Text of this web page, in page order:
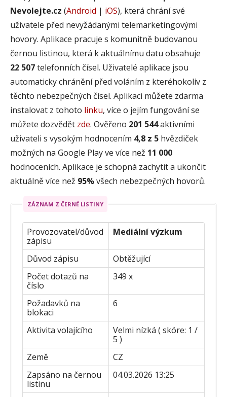
Nevolejte.cz (Android | iOS), která chrání své
uživatele před nevyžádanými telemarketingovými
hovory. Aplikace pracuje s komunitně budovanou
černou listinou, která k aktuálnímu datu obsahuje
22 507telefonních čísel. Uživatelé aplikace jsou
automaticky chránění před voláním z kteréhokoliv z
těchto nebezpečných čísel. Aplikaci můžete zdarma
instalovat z tohoto linku, více o jejím fungování se
můžete dozvědět zde. Ověřeno 201 544aktivními
uživateli s vysokým hodnocením 4,8 z 5 hvězdiček
možných na Google Play ve více než 11 000
hodnoceních. Aplikace je schopná zachytit a ukončit
aktuálně více než 95%všech nebezpečných hovorů.
ZÁZNAM Z ČERNÉ LISTINY
Provozovatel/důvod
zápisu
Mediální výzkum
Důvod zápisu
Obtěžující
Počet dotazů na
číslo
349 x
Požadavků na
blokaci
6
Aktivita volajícího
Velmi nízká ( skóre: 1 /
5 )
Země
CZ
Zapsáno na černou
listinu
04.03.2026 13:25